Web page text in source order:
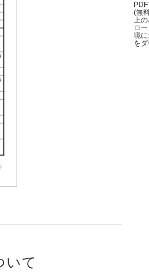
いて
(無
上
ロ
境に
をダ